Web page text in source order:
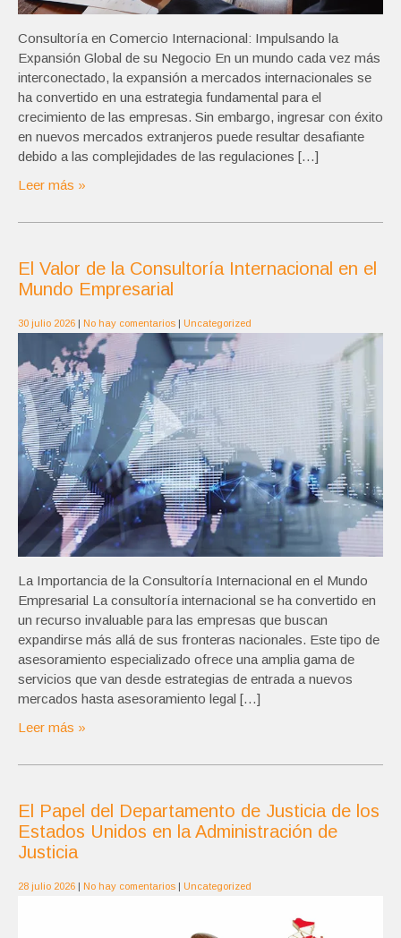
Consultoría en Comercio Internacional: Impulsando la
Expansión Global de su Negocio En un mundo cada vez más
interconectado, la expansión a mercados internacionales se
ha convertido en una estrategia fundamental para el
crecimiento de las empresas. Sin embargo, ingresar con éxito
en nuevos mercados extranjeros puede resultar desafiante
debido a las complejidades de las regulaciones […]
Leer más »
El Valor de la Consultoría Internacional en el
Mundo Empresarial
30 julio 2026 | No hay comentarios | Uncategorized
La Importancia de la Consultoría Internacional en el Mundo
Empresarial La consultoría internacional se ha convertido en
un recurso invaluable para las empresas que buscan
expandirse más allá de sus fronteras nacionales. Este tipo de
asesoramiento especializado ofrece una amplia gama de
servicios que van desde estrategias de entrada a nuevos
mercados hasta asesoramiento legal […]
Leer más »
El Papel del Departamento de Justicia de los
Estados Unidos en la Administración de
Justicia
28 julio 2026 | No hay comentarios | Uncategorized